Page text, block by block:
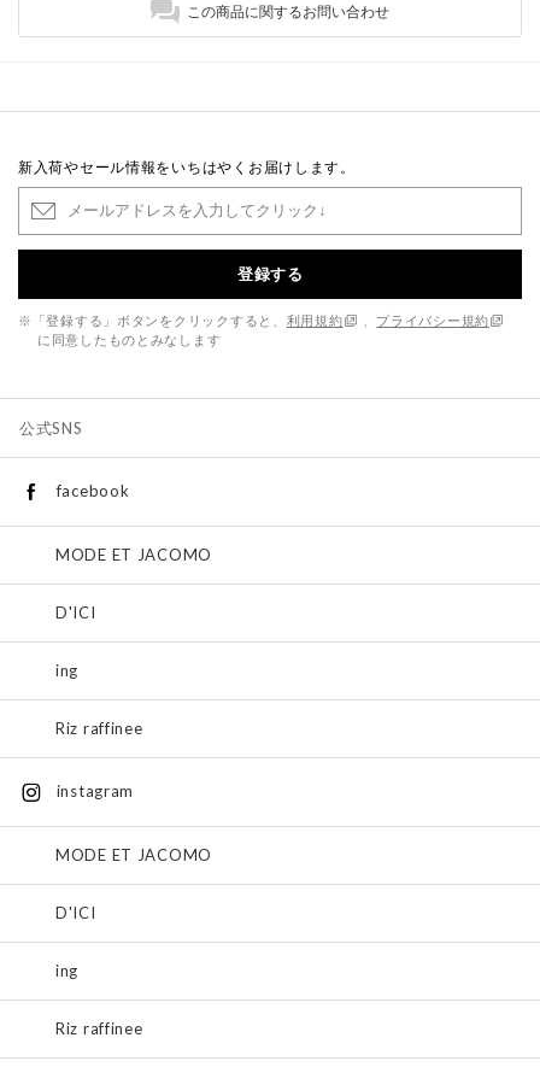
この商品に関するお問い合わせ
新入荷やセール情報をいちはやくお届けします。
登録する
※「登録する」ボタンをクリックすると、 利用規約
プライバシー規約
に同意したものとみなします
公式SNS
facebook
MODE ET JACOMO
D'ICI
ing
Riz raffinee
instagram
MODE ET JACOMO
D'ICI
ing
Riz raffinee